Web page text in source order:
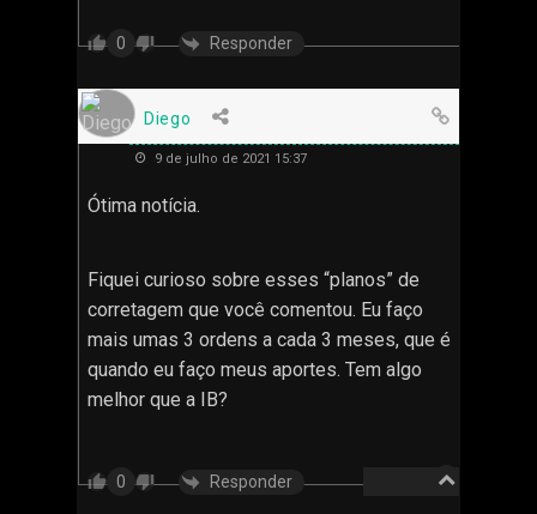
0 Responder
Diego
9 de julho de 2021 15:37
Ótima notícia.
Fiquei curioso sobre esses “planos” de
corretagem que você comentou. Eu faço
mais umas 3 ordens a cada 3 meses, que é
quando eu faço meus aportes. Tem algo
melhor que a IB?
0 Responder